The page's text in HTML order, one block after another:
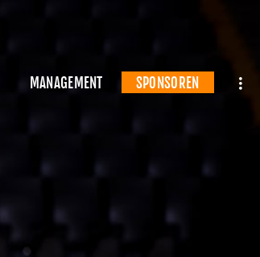
MANAGEMENT SPONSOREN